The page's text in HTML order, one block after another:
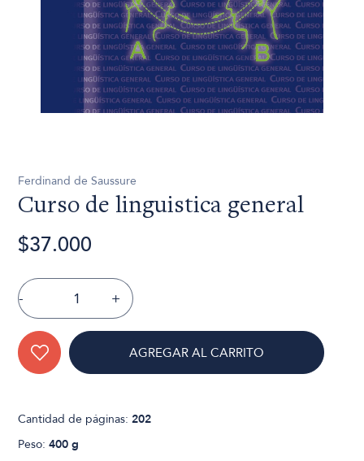
Ferdinand de Saussure
Curso de linguistica general
$37.000
- +
AGREGAR AL CARRITO
Cantidad de páginas:202
Peso:400 g